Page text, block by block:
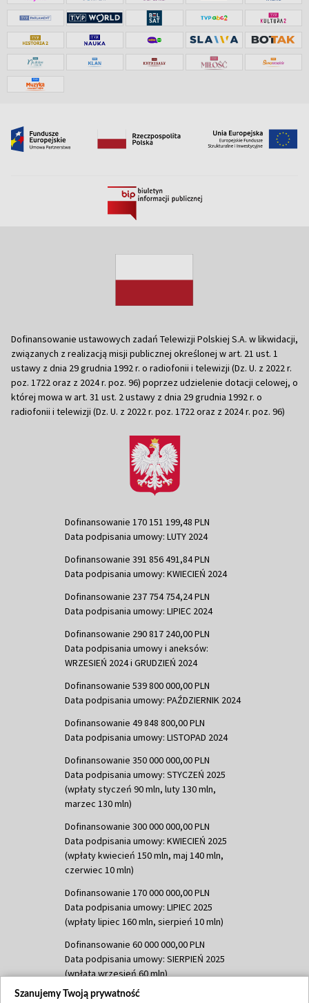
Dofinansowanie ustawowych zadań Telewizji Polskiej S.A. w likwidacji,
związanych z realizacją misji publicznej określonej w art. 21 ust. 1
ustawy z dnia 29 grudnia 1992 r. o radiofonii i telewizji (Dz. U. z 2022 r.
poz. 1722 oraz z 2024 r. poz. 96) poprzez udzielenie dotacji celowej, o
której mowa w art. 31 ust. 2 ustawy z dnia 29 grudnia 1992 r. o
radiofonii i telewizji (Dz. U. z 2022 r. poz. 1722 oraz z 2024 r. poz. 96)
Dofinansowanie 170 151 199,48 PLN
Data podpisania umowy: LUTY 2024
Dofinansowanie 391 856 491,84 PLN
Data podpisania umowy: KWIECIEŃ 2024
Dofinansowanie 237 754 754,24 PLN
Data podpisania umowy: LIPIEC 2024
Dofinansowanie 290 817 240,00 PLN
Data podpisania umowy i aneksów:
WRZESIEŃ 2024 i GRUDZIEŃ 2024
Dofinansowanie 539 800 000,00 PLN
Data podpisania umowy: PAŹDZIERNIK 2024
Dofinansowanie 49 848 800,00 PLN
Data podpisania umowy: LISTOPAD 2024
Dofinansowanie 350 000 000,00 PLN
Data podpisania umowy: STYCZEŃ 2025
(wpłaty styczeń 90 mln, luty 130 mln,
marzec 130 mln)
Dofinansowanie 300 000 000,00 PLN
Data podpisania umowy: KWIECIEŃ 2025
(wpłaty kwiecień 150 mln, maj 140 mln,
czerwiec 10 mln)
Dofinansowanie 170 000 000,00 PLN
Data podpisania umowy: LIPIEC 2025
(wpłaty lipiec 160 mln, sierpień 10 mln)
Dofinansowanie 60 000 000,00 PLN
Data podpisania umowy: SIERPIEŃ 2025
(wpłata wrzesień 60 mln)
Dofinansowanie 635 783 051,21 PLN
Szanujemy Twoją prywatność